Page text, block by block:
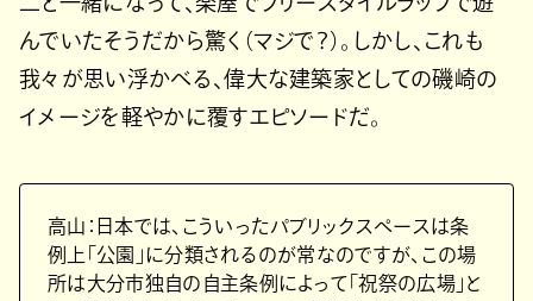
んでいたそうだから驚く（マジで？）。しかし、これも
我々が思い浮かべる、偉大な建築家としての磯崎の
イメージを軽やかに覆すエピソードだ。
高山：日本では、こういったパブリックスペースは条
例上「公園」に分類されるのが常なのですが、この場
所は大分市独自の自主条例によって「祝祭の広場」と